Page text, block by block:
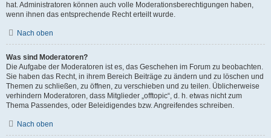
hat. Administratoren können auch volle Moderationsberechtigungen haben,
wenn ihnen das entsprechende Recht erteilt wurde.
Nach oben
Was sind Moderatoren?
Die Aufgabe der Moderatoren ist es, das Geschehen im Forum zu beobachten.
Sie haben das Recht, in ihrem Bereich Beiträge zu ändern und zu löschen und
Themen zu schließen, zu öffnen, zu verschieben und zu teilen. Üblicherweise
verhindern Moderatoren, dass Mitglieder „offtopic“, d. h. etwas nicht zum
Thema Passendes, oder Beleidigendes bzw. Angreifendes schreiben.
Nach oben